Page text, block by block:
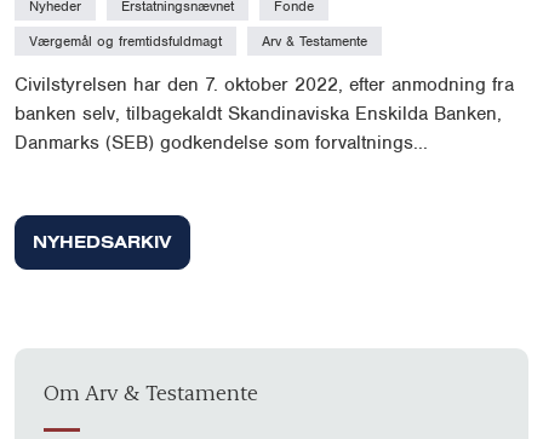
Nyheder Erstatningsnævnet
Fonde
Værgemål og fremtidsfuldmagt
Arv & Testamente
Civilstyrelsen har den 7. oktober 2022, efter anmodning fra
banken selv, tilbagekaldt Skandinaviska Enskilda Banken,
Danmarks (SEB) godkendelse som forvaltnings...
NYHEDSARKIV
Om Arv & Testamente